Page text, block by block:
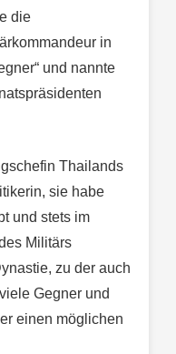
die
in
und nannte
Thailands
sie habe
und stets im
Militärs
zu der auch
Gegner und
einen möglichen